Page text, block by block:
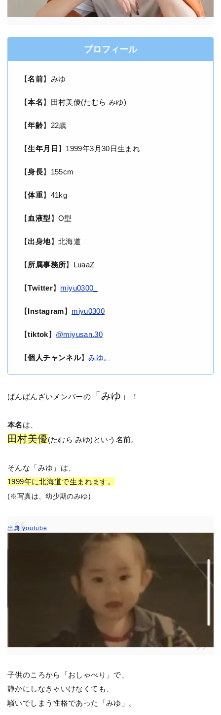
プロフィール
【名前】みゆ
【本名 】田村美優(たむら みゆ)
【年齢】22歳
【生年月日 】1999年3月30日生まれ
【身長】155cm
【体重】41kg
【血液型 】O型
【 出身地】北海道
【 所属事務所】LuaaZ
【Twitter】 miyu0300_
【 Instagram 】 miyu0300
【tiktok】 @miyusan.30
【個人チャンネル】みゆ。
ばんばんざいメンバーの 「みゆ」 ！
本名は、
田村美優(たむら みゆ)という名前。
そんな「みゆ」は、
1999年に北海道で生まれます。
(※写真は、幼少期のみゆ)
出典:youtube
子供のころから「おしゃべり」で、
静かにしなきゃいけなくても、
騒いでしまう性格であった「みゆ」。